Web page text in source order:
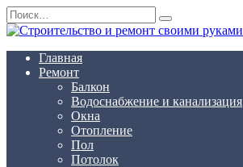
Перейти
к
содержанию
Search
for:
Главная
Ремонт
Балкон
Водоснабжение и канализация
Окна
Отопление
Пол
Потолок